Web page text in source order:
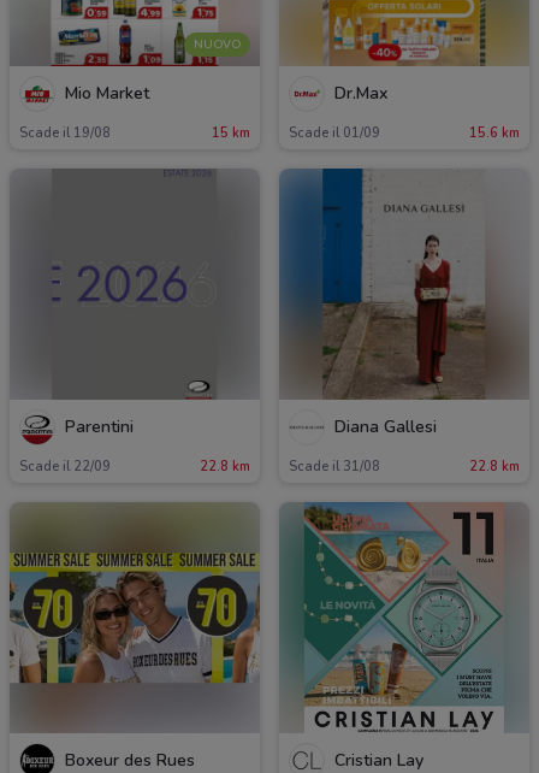
NUOVO
Mio Market
Scade il 19/08 15 km
Dr.Max
Scade il 01/09 15.6 km
Parentini
Scade il 22/09 22.8 km
Diana Gallesi
Scade il 31/08 22.8 km
Boxeur des Rues Cristian Lay